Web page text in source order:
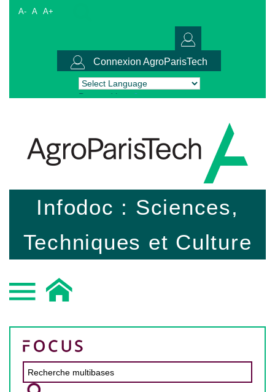
A- A A+
Connexion AgroParisTech
Powered by Translate
Infodoc : Sciences,
Techniques et Culture